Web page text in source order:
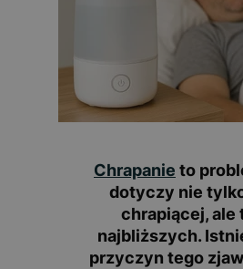
Chrapanie to
dotyczy nie
chrapiącej, ale
najbliższych.
przyczyn tego